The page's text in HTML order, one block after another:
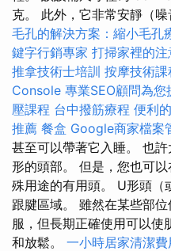
克。 此外，它非常安靜（
毛孔的解決方案：縮小毛孔
鍵字行銷專家 打掃家裡的
推拿技術士培訓 按摩技術課
Console 專業SEO顧問為
壓課程 台中撥筋療程 便利
推薦 餐盒 Google商家檔案
甚至可以帶著它入睡。 也
形的頭部。 但是，您也可
殊用途的有用頭。 U形頭（
跟腱區域。 雖然在某些部
服，但長期正確使用可以使
和放鬆。 一小時居家清潔費